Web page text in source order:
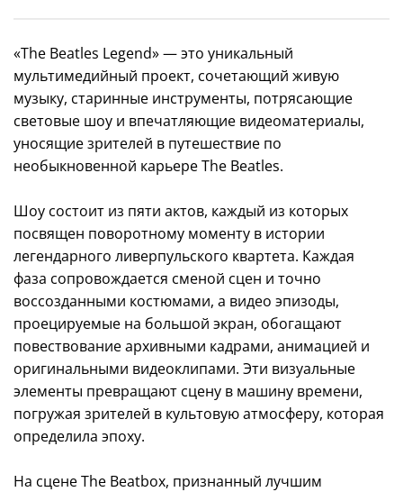
«The Beatles Legend» — это уникальный
мультимедийный проект, сочетающий живую
музыку, старинные инструменты, потрясающие
световые шоу и впечатляющие видеоматериалы,
уносящие зрителей в путешествие по
необыкновенной карьере The Beatles.
Шоу состоит из пяти актов, каждый из которых
посвящен поворотному моменту в истории
легендарного ливерпульского квартета. Каждая
фаза сопровождается сменой сцен и точно
воссозданными костюмами, а видео эпизоды,
проецируемые на большой экран, обогащают
повествование архивными кадрами, анимацией и
оригинальными видеоклипами. Эти визуальные
элементы превращают сцену в машину времени,
погружая зрителей в культовую атмосферу, которая
определила эпоху.
На сцене The Beatbox, признанный лучшим